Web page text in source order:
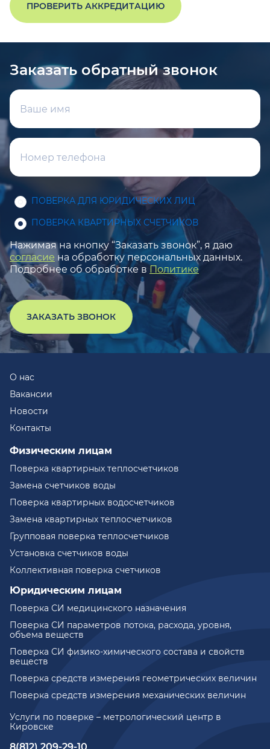
ПРОВЕРИТЬ АККРЕДИТАЦИЮ
Заказать обратный звонок
ПОВЕРКА ДЛЯ ЮРИДИЧЕСКИХ ЛИЦ
ПОВЕРКА КВАРТИРНЫХ СЧЕТЧИКОВ
Нажимая на кнопку “Заказать звонок”, я даю
согласие на обработку персональных данных.
Подробнее об обработке в Политике
ЗАКАЗАТЬ ЗВОНОК
Услуги по поверке – метрологический центр в
Кировске
О нас
Вакансии
Новости
Контакты
Физическим лицам
Поверка квартирных теплосчетчиков
Замена счетчиков воды
Поверка квартирных водосчетчиков
Замена квартирных теплосчетчиков
Групповая поверка теплосчетчиков
Установка счетчиков воды
Коллективная поверка счетчиков
Юридическим лицам
Поверка СИ медицинского назначения
Поверка СИ параметров потока, расхода, уровня,
объема веществ
Поверка СИ физико-химического состава и свойств
веществ
Поверка средств измерения геометрических величин
Поверка средств измерения механических величин